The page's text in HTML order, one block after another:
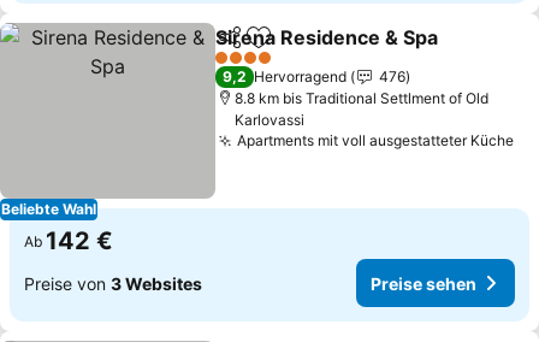
Beliebte Wahl
TeilenZu Favoriten hinzufügen
Sirena Residence & Spa
4 Sterne
9,2 Hervorragend
476
8.8 km bis Traditional Settlment of Old
Karlovassi
Apartments mit voll ausgestatteter Küche
Ab 142 €
Preise von 3 Websites Preise sehen